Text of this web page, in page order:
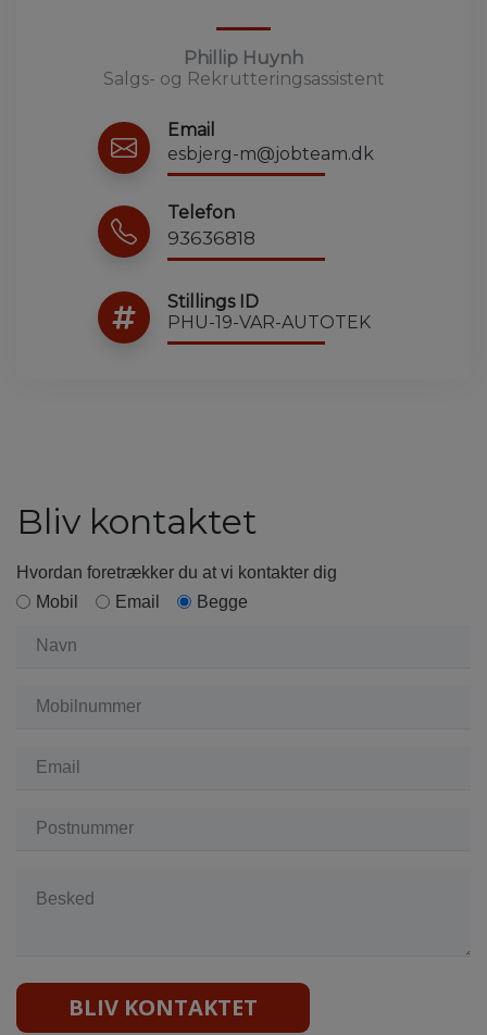
Phillip Huynh
Salgs- og Rekrutteringsassistent
Email
esbjerg-m@jobteam.dk
Telefon
93636818
Stillings ID
PHU-19-VAR-AUTOTEK
Bliv kontaktet
Hvordan foretrækker du at vi kontakter dig
Mobil
Email Begge
BLIV KONTAKTET